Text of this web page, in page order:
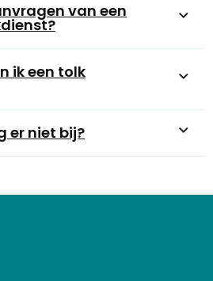
van een
ik een tolk
er niet bij?